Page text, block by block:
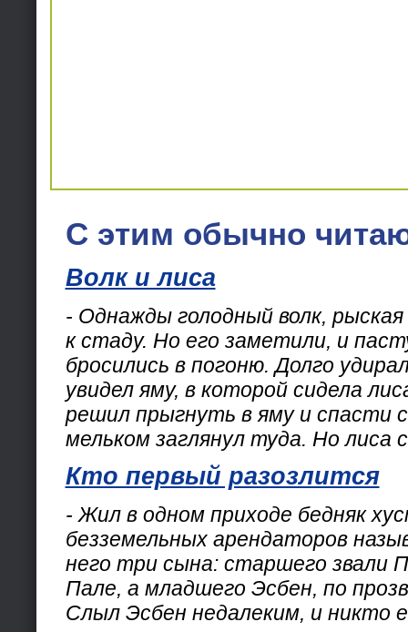
С этим обычно
Волк и лиса
- Однажды голодный волк, рыская
к стаду. Но его заметили, и
бросились в погоню. Долго
увидел яму, в которой сидела
решил прыгнуть в яму и спасти
мельком заглянул туда. Но лиса
Кто первый разозлится
- Жил в одном приходе бедняк
безземельных арендаторов
него три сына: старшего звали
Пале, а младшего Эсбен, по
Слыл Эсбен недалеким, и никто